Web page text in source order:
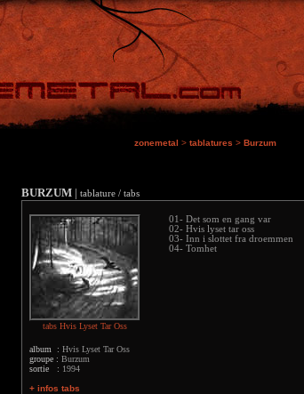
zonemetal > tablatures > Burzum
BURZUM | tablature / tabs
tabs Hvis Lyset Tar Oss
album : Hvis Lyset Tar Oss
groupe : Burzum
sortie : 1994
+ infos tabs
01- Det som en gang var
02- Hvis lyset tar oss
03- Inn i slottet fra droemmen
04- Tomhet